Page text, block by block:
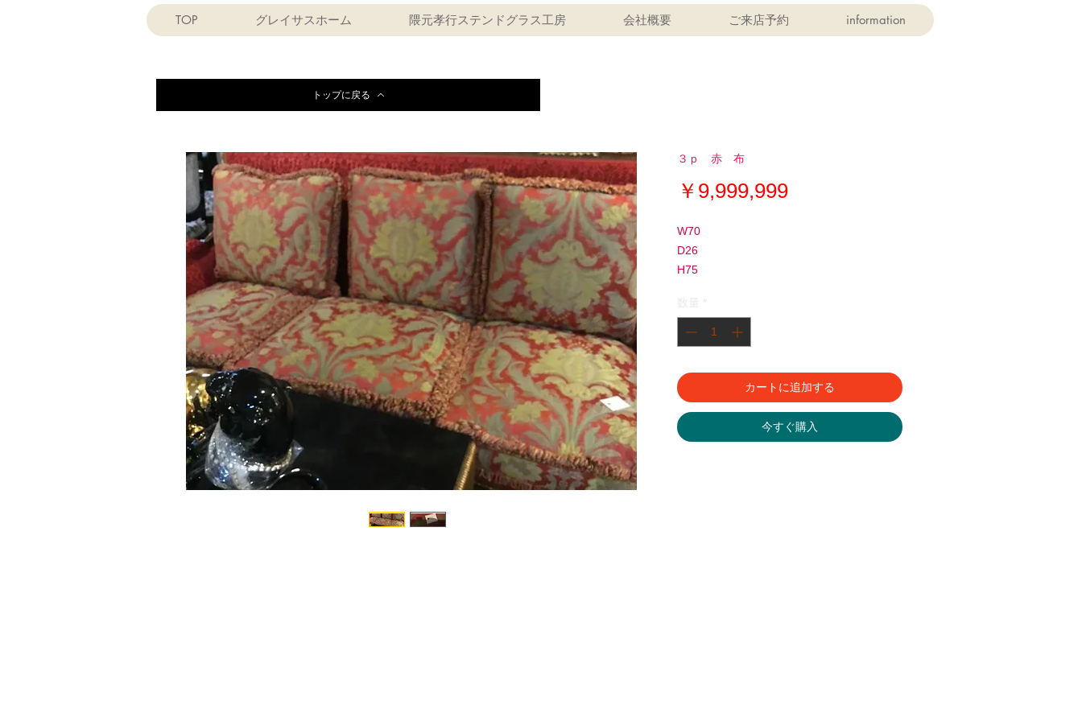
TOP グレイサスホーム 隈元孝行ステンドグラス工房 会社概要 ご来店予約 information
３ｐ 赤 布
￥9,999,999価
W70
D26
H75
カートに追加する
今すぐ購入
トップに戻る